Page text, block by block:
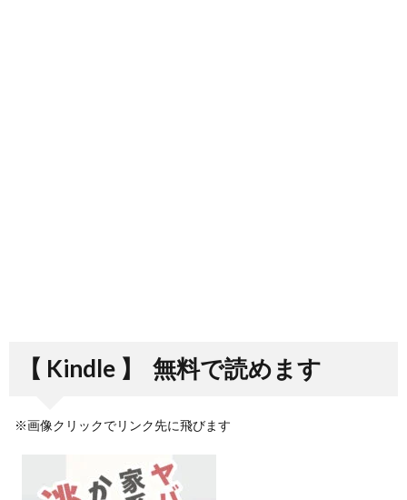
【 Kindle 】 無料で読めます
※画像クリックでリンク先に飛びます